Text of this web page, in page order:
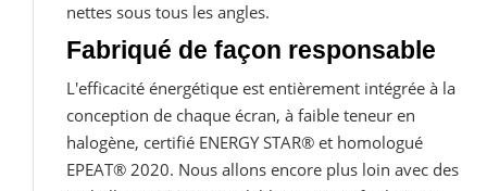
nettes sous tous les angles.
Fabriqué de façon responsable
L'efficacité énergétique est entièrement intégrée à la
conception de chaque écran, à faible teneur en
halogène, certifié ENERGY STAR® et homologué
EPEAT® 2020. Nous allons encore plus loin avec des